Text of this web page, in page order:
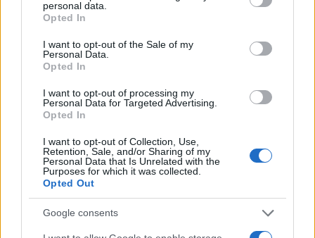
grant or deny consent to Google and its third-party tags to
use your data for below specified purposes in below Google
consent section.
personal data.
Opted In
I want to opt-out of the Sale of my
Personal Data.
Opted In
I want to opt-out of processing my
Personal Data for Targeted Advertising.
Opted In
I want to opt-out of Collection, Use,
Retention, Sale, and/or Sharing of my
Personal Data that Is Unrelated with the
Purposes for which it was collected.
Opted Out
Google consents
enriquecerá tu espíritu.
¿Estás listo para
descubrir los sabores de Ponza?
AUTOR